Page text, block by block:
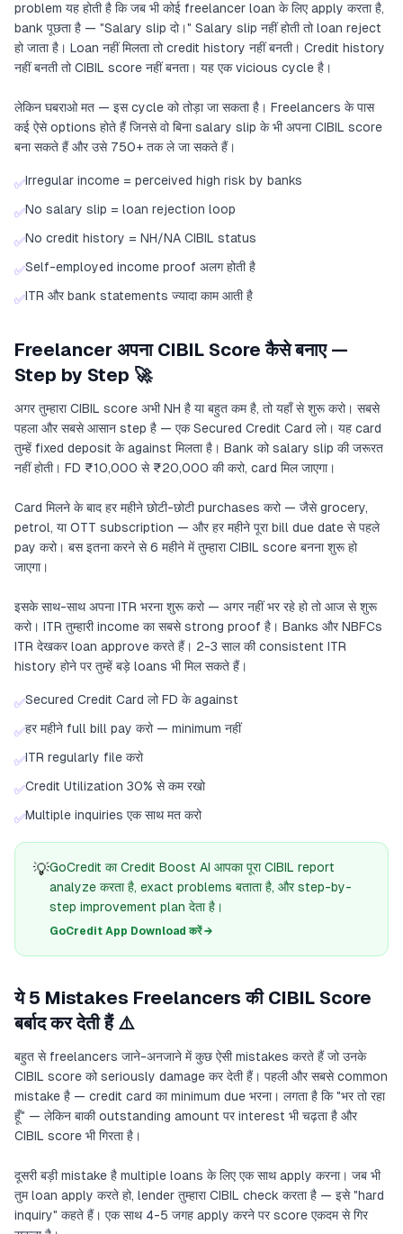
problem यह होती है कि जब भी कोई freelancer loan के लिए apply करता है,
bank पूछता है — "Salary slip दो।" Salary slip नहीं होती तो loan reject
हो जाता है। Loan नहीं मिलता तो credit history नहीं बनती। Credit history
नहीं बनती तो CIBIL score नहीं बनता। यह एक vicious cycle है।
लेकिन घबराओ मत — इस cycle को तोड़ा जा सकता है। Freelancers के पास
कई ऐसे options होते हैं जिनसे वो बिना salary slip के भी अपना CIBIL score
बना सकते हैं और उसे 750+ तक ले जा सकते हैं।
✅Irregular income = perceived high risk by banks
✅No salary slip = loan rejection loop
✅No credit history = NH/NA CIBIL status
✅Self-employed income proof अलग होती है
✅ITR और bank statements ज्यादा काम आती है
Freelancer अपना CIBIL Score कैसे बनाए —
Step by Step 🚀
अगर तुम्हारा CIBIL score अभी NH है या बहुत कम है, तो यहाँ से शुरू करो। सबसे
पहला और सबसे आसान step है — एक Secured Credit Card लो। यह card
तुम्हें fixed deposit के against मिलता है। Bank को salary slip की जरूरत
नहीं होती। FD ₹10,000 से ₹20,000 की करो, card मिल जाएगा।
Card मिलने के बाद हर महीने छोटी-छोटी purchases करो — जैसे grocery,
petrol, या OTT subscription — और हर महीने पूरा bill due date से पहले
pay करो। बस इतना करने से 6 महीने में तुम्हारा CIBIL score बनना शुरू हो
जाएगा।
इसके साथ-साथ अपना ITR भरना शुरू करो — अगर नहीं भर रहे हो तो आज से शुरू
करो। ITR तुम्हारी income का सबसे strong proof है। Banks और NBFCs
ITR देखकर loan approve करते हैं। 2-3 साल की consistent ITR
history होने पर तुम्हें बड़े loans भी मिल सकते हैं।
✅Secured Credit Card लो FD के against
✅हर महीने full bill pay करो — minimum नहीं
✅ITR regularly file करो
✅Credit Utilization 30% से कम रखो
✅Multiple inquiries एक साथ मत करो
💡GoCredit का Credit Boost AI आपका पूरा CIBIL report
analyze करता है, exact problems बताता है, और step-by-
step improvement plan देता है।
GoCredit App Download करें →
ये 5 Mistakes Freelancers की CIBIL Score
बर्बाद कर देती हैं ⚠️
बहुत से freelancers जाने-अनजाने में कुछ ऐसी mistakes करते हैं जो उनके
CIBIL score को seriously damage कर देती हैं। पहली और सबसे common
mistake है — credit card का minimum due भरना। लगता है कि "भर तो रहा
हूँ" — लेकिन बाकी outstanding amount पर interest भी चढ़ता है और
CIBIL score भी गिरता है।
दूसरी बड़ी mistake है multiple loans के लिए एक साथ apply करना। जब भी
तुम loan apply करते हो, lender तुम्हारा CIBIL check करता है — इसे "hard
inquiry" कहते हैं। एक साथ 4-5 जगह apply करने पर score एकदम से गिर